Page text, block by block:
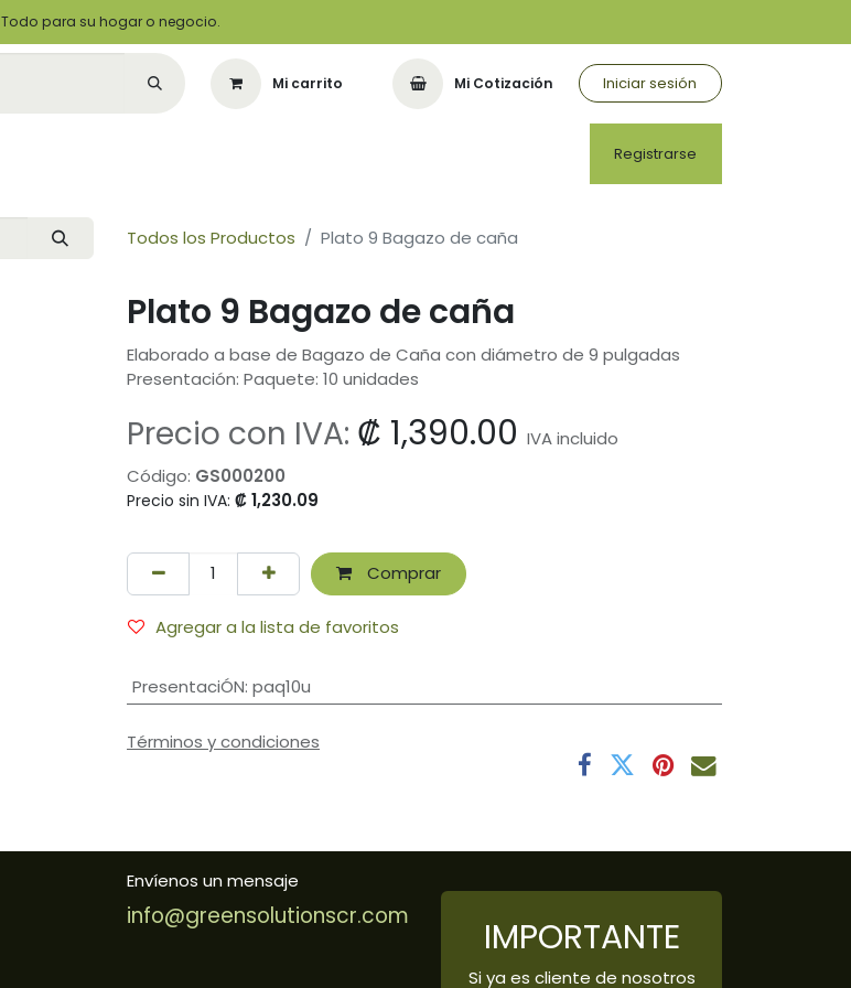
Todo para su hogar o negocio.
Mi carrito Mi Cotización Iniciar sesión
Registrarse
Todos los Productos Plato 9 Bagazo de caña
Plato 9 Bagazo de caña
Elaborado a base de Bagazo de Caña con diámetro de 9 pulgadas
Presentación: Paquete: 10 unidades
Precio con IVA: ₡ 1,390.00 IVA incluido
Código: GS000200
Precio sin IVA: ₡1,230.09
Comprar
Agregar a la lista de favoritos
PresentaciÓN: paq10u
Términos y condiciones
Envíenos un mensaje
info@greensolutionscr.com IMPORTANTE
Si ya es cliente de nosotros